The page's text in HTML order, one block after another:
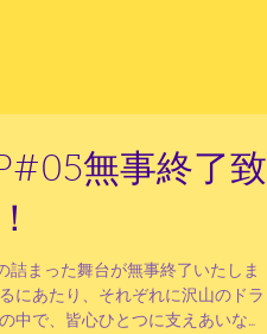
無事終了致
詰まった舞台が無事終了いたしま
にあたり、それぞれに沢山のドラ
中で、皆心ひとつに支えあいなが